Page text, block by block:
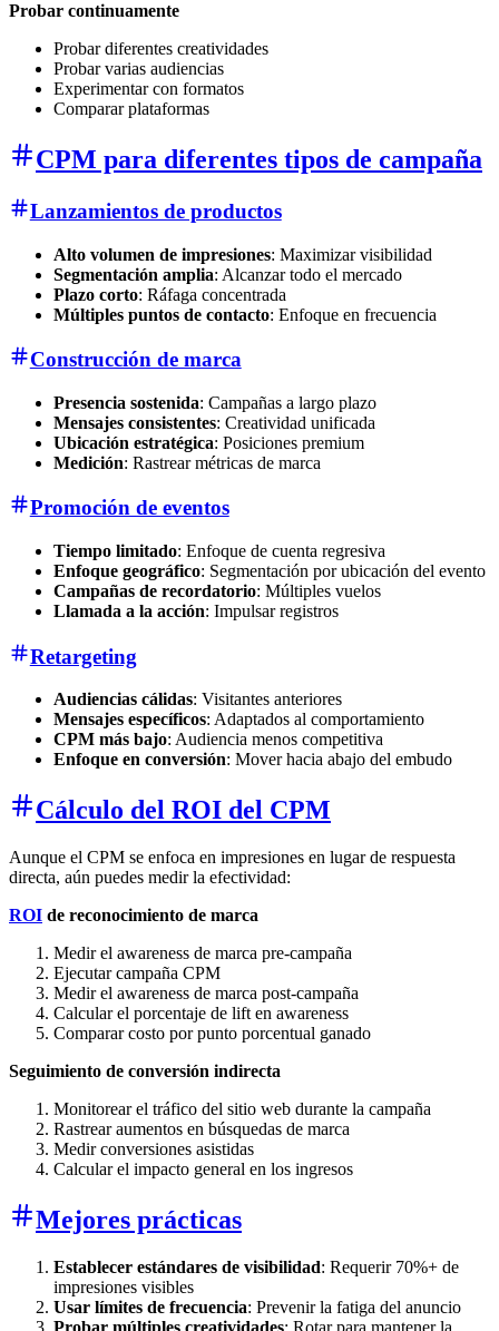
Probar continuamente
Probar diferentes creatividades
Probar varias audiencias
Experimentar con formatos
Comparar plataformas
CPM para diferentes tipos de campaña
Lanzamientos de productos
Alto volumen de impresiones: Maximizar visibilidad
Segmentación amplia: Alcanzar todo el mercado
Plazo corto: Ráfaga concentrada
Múltiples puntos de contacto: Enfoque en frecuencia
Construcción de marca
Presencia sostenida: Campañas a largo plazo
Mensajes consistentes: Creatividad unificada
Ubicación estratégica: Posiciones premium
Medición: Rastrear métricas de marca
Promoción de eventos
Tiempo limitado: Enfoque de cuenta regresiva
Enfoque geográfico: Segmentación por ubicación del evento
Campañas de recordatorio: Múltiples vuelos
Llamada a la acción: Impulsar registros
Retargeting
Audiencias cálidas: Visitantes anteriores
Mensajes específicos: Adaptados al comportamiento
CPM más bajo: Audiencia menos competitiva
Enfoque en conversión: Mover hacia abajo del embudo
Cálculo del ROI del CPM
Aunque el CPM se enfoca en impresiones en lugar de respuesta
directa, aún puedes medir la efectividad:
ROI de reconocimiento de marca
Medir el awareness de marca pre-campaña
Ejecutar campaña CPM
Medir el awareness de marca post-campaña
Calcular el porcentaje de lift en awareness
Comparar costo por punto porcentual ganado
Seguimiento de conversión indirecta
Monitorear el tráfico del sitio web durante la campaña
Rastrear aumentos en búsquedas de marca
Medir conversiones asistidas
Calcular el impacto general en los ingresos
Mejores prácticas
Establecer estándares de visibilidad: Requerir 70%+ de
impresiones visibles
Usar límites de frecuencia: Prevenir la fatiga del anuncio
Probar múltiples creatividades: Rotar para mantener la